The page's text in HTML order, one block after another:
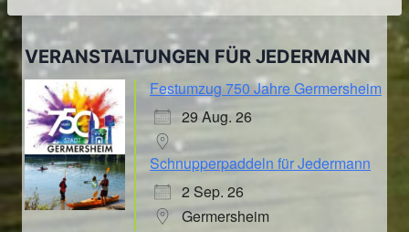
VERANSTALTUNGEN FÜR JEDERMANN
Festumzug 750 Jahre Germersheim
29 Aug. 26
Schnupperpaddeln für Jedermann
2 Sep. 26
Germersheim